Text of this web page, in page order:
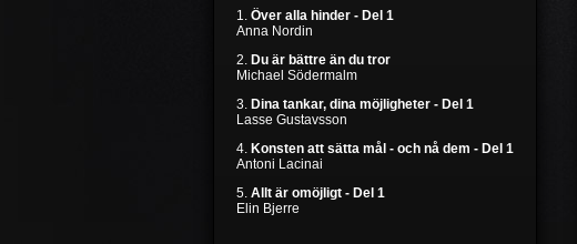
1. Över alla hinder - Del 1
Anna Nordin
2. Du är bättre än du tror
Michael Södermalm
3. Dina tankar, dina möjligheter - Del 1
Lasse Gustavsson
4. Konsten att sätta mål - och nå dem - Del 1
Antoni Lacinai
5. Allt är omöjligt - Del 1
Elin Bjerre